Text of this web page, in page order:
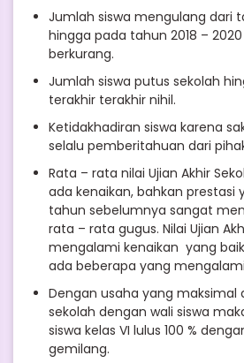
Jumlah siswa mengulang dari
hingga pada tahun 2018 –
berkurang.
Jumlah siswa putus sekolah
terakhir terakhir nihil.
Ketidakhadiran siswa karena
selalu pemberitahuan dari
Rata – rata nilai Ujian Akhir
ada kenaikan, bahkan prestasi
tahun sebelumnya sangat
rata – rata gugus. Nilai Ujian
mengalami kenaikan yang
ada beberapa yang
Dengan usaha yang maksimal
sekolah dengan wali siswa
siswa kelas VI lulus 100 %
gemilang.